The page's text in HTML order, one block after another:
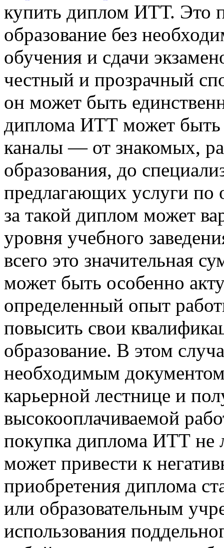
купить диплом ИТТ. Это
образование без
обучения и сдачи
честный и прозрачный
он может быть
диплома ИТТ может быть
каналы — от знакомых,
образования, до
предлагающих услуги
за такой диплом может
уровня учебного
всего это значительная
может быть особенно
определенный опыт
повысить свои
образование. В этом
необходимым
карьерной лестнице и
высокооплачиваемой
покупка диплома ИТТ не
может привести к
приобретения диплома
или образовательным
использования